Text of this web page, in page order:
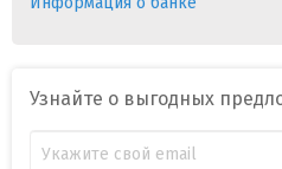
Узнайте о выгодных